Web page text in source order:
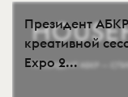
Президент
креативной
Expo 2...